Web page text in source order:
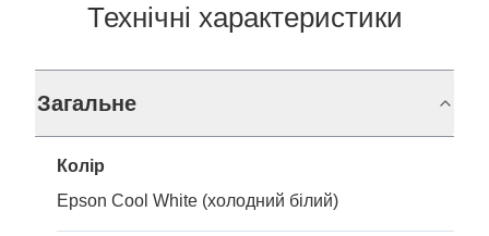
Технічні характеристики
Загальне
Колір
Epson Cool White (холодний білий)